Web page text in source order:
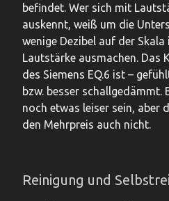
befindet. Wer sich mit
auskennt, weiß um die
wenige Dezibel auf der
Lautstärke ausmachen. Das
des Siemens EQ.6 ist –
bzw. besser schallgedämmt.
noch etwas leiser sein, aber
den Mehrpreis auch nicht.
Reinigung und